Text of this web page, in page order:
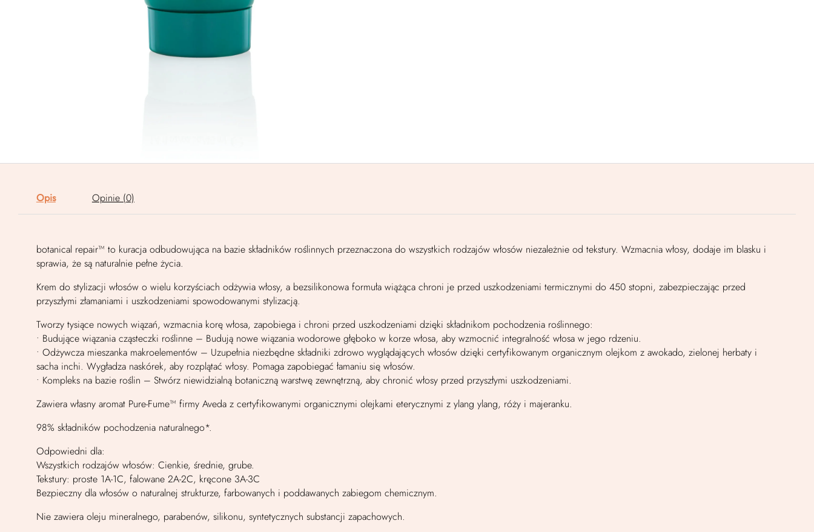
Opis Opinie (0)
botanical repair™ to kuracja odbudowująca na bazie składników roślinnych przeznaczona do wszystkich rodzajów włosów niezależnie od tekstury. Wzmacnia włosy, dodaje im blasku i
sprawia, że są naturalnie pełne życia.
Krem do stylizacji włosów o wielu korzyściach odżywia włosy, a bezsilikonowa formuła wiążąca chroni je przed uszkodzeniami termicznymi do 450 stopni, zabezpieczając przed
przyszłymi złamaniami i uszkodzeniami spowodowanymi stylizacją.
Tworzy tysiące nowych wiązań, wzmacnia korę włosa, zapobiega i chroni przed uszkodzeniami dzięki składnikom pochodzenia roślinnego:
• Budujące wiązania cząsteczki roślinne – Budują nowe wiązania wodorowe głęboko w korze włosa, aby wzmocnić integralność włosa w jego rdzeniu.
• Odżywcza mieszanka makroelementów – Uzupełnia niezbędne składniki zdrowo wyglądających włosów dzięki certyfikowanym organicznym olejkom z awokado, zielonej herbaty i
sacha inchi. Wygładza naskórek, aby rozplątać włosy. Pomaga zapobiegać łamaniu się włosów.
• Kompleks na bazie roślin – Stwórz niewidzialną botaniczną warstwę zewnętrzną, aby chronić włosy przed przyszłymi uszkodzeniami.
Zawiera własny aromat Pure-Fume™ firmy Aveda z certyfikowanymi organicznymi olejkami eterycznymi z ylang ylang, róży i majeranku.
98% składników pochodzenia naturalnego*.
Odpowiedni dla:
Wszystkich rodzajów włosów: Cienkie, średnie, grube.
Tekstury: proste 1A-1C, falowane 2A-2C, kręcone 3A-3C
Bezpieczny dla włosów o naturalnej strukturze, farbowanych i poddawanych zabiegom chemicznym.
Nie zawiera oleju mineralnego, parabenów, silikonu, syntetycznych substancji zapachowych.